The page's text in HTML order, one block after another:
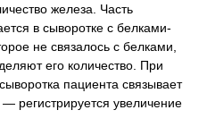
железа. Часть
в сыворотке с белками-
не связалось с белками,
его количество. При
пациента связывает
регистрируется увеличение